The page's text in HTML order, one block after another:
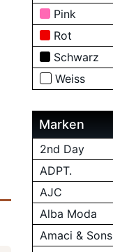
Pink
Rot
Schwarz
Weiss
Marken
2nd Day
ADPT.
AJC
Alba Moda
Amaci & Sons